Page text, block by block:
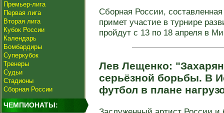
Премьер-лига
Первая лига
Вторая лига
Кубок России
Календарь
Бомбардиры
Суперкубок
Тренеры
Судьи
Стадионы
Сборная России
ЧЕМПИОНАТЫ:
Сборная России,
примет участие в турнире
пройдут с 13 по 18 апреля в
Лев Лещенко:
серьёзной борьбы. В
футбол в плане